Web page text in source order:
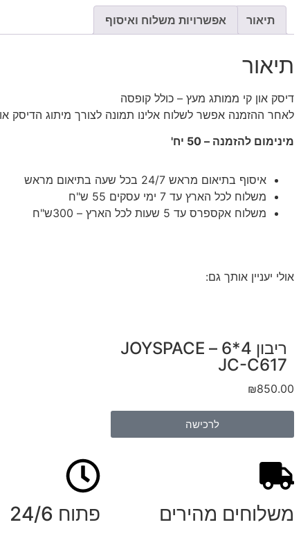
תיאור אפשרויות משלוח ואיסוף
תיאור
דיסק און קי ממותג מעץ – כולל קופסה
לאחר ההזמנה אפשר לשלוח אלינו תמונה לצורך מיתוג הדיסק
מינימום להזמנה – 50 יח'
איסוף בתיאום מראש 24/7 בכל שעה בתיאום מראש
משלוח לכל הארץ עד 7 ימי עסקים 55 ש"ח
משלוח אקספרס עד 5 שעות לכל הארץ – 300ש"ח
אולי יעניין אותך גם:
ריבון 4*6 – JOYSPACE
JC-C617
₪850.00
לרכישה
משלוחים מהירים פתוח 24/6